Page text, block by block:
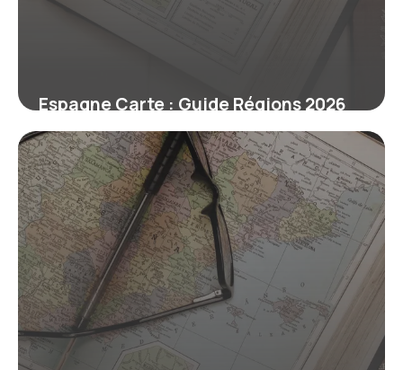
Espagne Carte : Guide Régions 2026
30 mai 2026